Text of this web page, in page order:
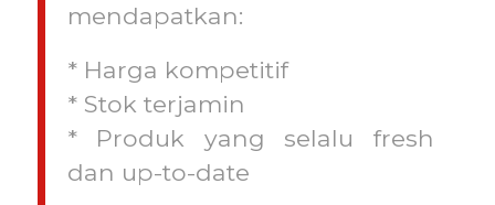
mendapatkan:
* Harga kompetitif
* Stok terjamin
* Produk yang selalu fresh
dan up-to-date